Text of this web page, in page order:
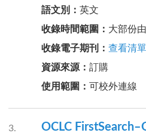
語文別 ： 英文
收錄時間範圍 ： 大部份
收錄電子期刊
： 查看清單
資源來源： 訂購
使用範圍 ： 可校外連線
3 OCLC